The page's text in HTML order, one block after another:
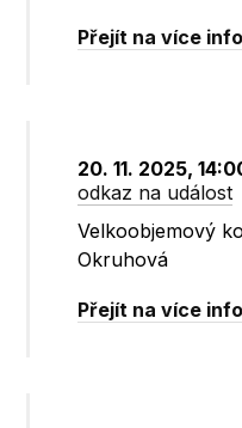
Přejít na více
20. 11. 2025,
odkaz na událost
Velkoobjemový
Okruhová
Přejít na více